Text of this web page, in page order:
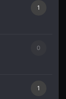
1
0
1